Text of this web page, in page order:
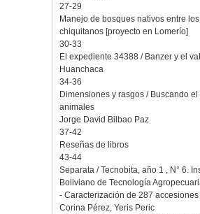
27-29
Manejo de bosques nativos entre
chiquitanos [proyecto en Lomerío]
30-33
El expediente 34388 / Banzer y el
Huanchaca
34-36
Dimensiones y rasgos / Buscando
animales
Jorge David Bilbao Paz
37-42
Reseñas de libros
43-44
Separata / Tecnobita, año 1 , N° 6.
Boliviano de Tecnología
- Caracterización de 287
Corina Pérez, Yeris Peric